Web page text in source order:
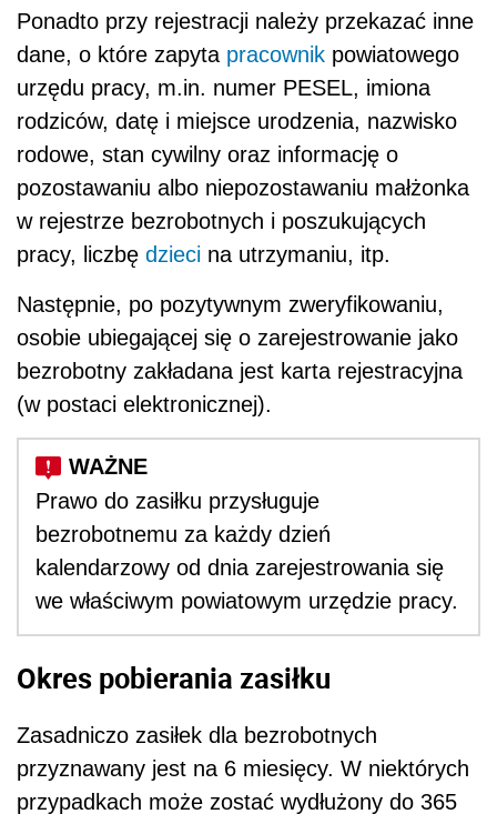
Ponadto przy rejestracji należy przekazać inne
dane, o które zapyta pracownik powiatowego
urzędu pracy, m.in. numer PESEL, imiona
rodziców, datę i miejsce urodzenia, nazwisko
rodowe, stan cywilny oraz informację o
pozostawaniu albo niepozostawaniu małżonka
w rejestrze bezrobotnych i poszukujących
pracy, liczbę dzieci na utrzymaniu, itp.
Następnie, po pozytywnym zweryfikowaniu,
osobie ubiegającej się o zarejestrowanie jako
bezrobotny zakładana jest karta rejestracyjna
(w postaci elektronicznej).
Prawo do zasiłku przysługuje
bezrobotnemu za każdy dzień
kalendarzowy od dnia zarejestrowania się
we właściwym powiatowym urzędzie pracy.
Okres pobierania zasiłku
Zasadniczo zasiłek dla bezrobotnych
przyznawany jest na 6 miesięcy. W niektórych
przypadkach może zostać wydłużony do 365